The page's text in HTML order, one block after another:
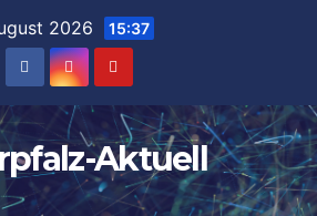
2026 15:37
Aktuell